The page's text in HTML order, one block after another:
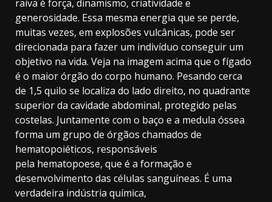
raiva é força, dinamismo, criatividade e
generosidade. Essa mesma energia que se perde,
muitas vezes, em explosões vulcânicas, pode ser
direcionada para fazer um indivíduo conseguir um
objetivo na vida. Veja na imagem acima que o fígado
é o maior órgão do corpo humano. Pesando cerca
de 1,5 quilo se localiza do lado direito, no quadrante
superior da cavidade abdominal, protegido pelas
costelas. Juntamente com o baço e a medula óssea
forma um grupo de órgãos chamados de
hematopoiéticos, responsáveis
pela hematopoese, que é a formação e
desenvolvimento das células sanguíneas. É uma
verdadeira indústria química,